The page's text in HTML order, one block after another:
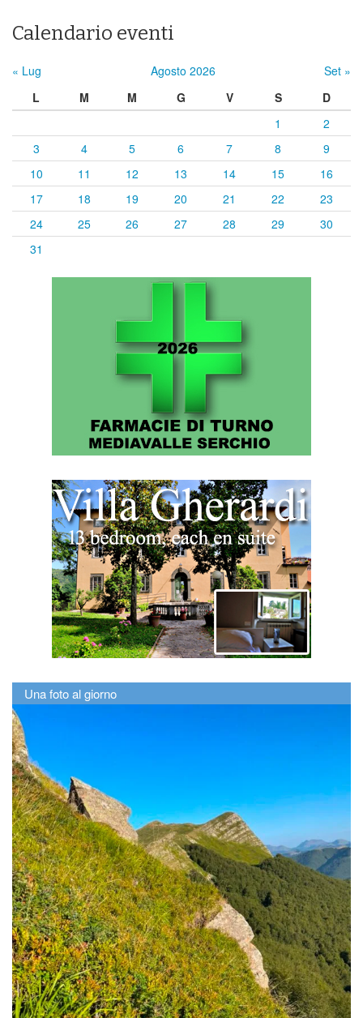
Calendario eventi
« Lug Agosto 2026
Set »
L
M M G V S
D
1
2
3
4 5 6 7 8
9
10
11 12 13 14 15
16
17
18 19 20 21 22
23
24
25 26 27 28 29
30
31
Una foto al giorno